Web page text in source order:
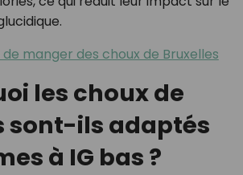
manger des choux de Bruxelles
les choux de
sont-ils adaptés
à IG bas ?